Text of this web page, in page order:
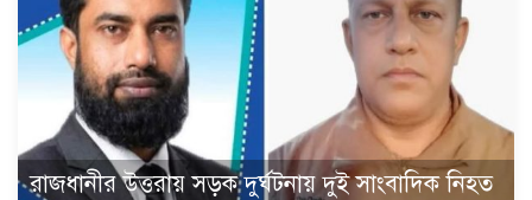
রাজধানীর উত্তরায় সড়ক দুর্ঘটনায় দুই সাংবাদিক নিহত